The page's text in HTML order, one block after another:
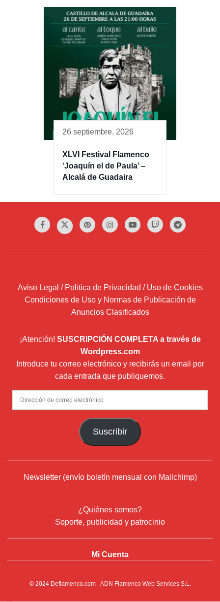
26 septiembre, 2026
XLVI Festival Flamenco
‘Joaquín el de Paula’ –
Alcalá de Guadaira
Aviso Legal / Política de Privacidad / Uso de Cookies
Condiciones de Uso y Normas de Publicación de
Anuncios Clasificados
¡Atención! SUSCRIPCIÓN COMPLETA a través de
Wordpress.com
Introduce tu correo electrónico y recibirás un email por
cada entrada que publiquemos.
Dirección
de
Suscribir
Newsletter (envío boletín mensual con Mailchimp)
¿Quiénes somos?
Soporte, publicidad y patrocinio
Mi Cuenta
© 2024 Deflamenco.com- ADN Flamenco Web Services S.L.